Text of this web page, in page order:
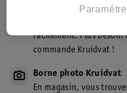
Point de retrait
facilement. Plus besoin
commande Kruidvat !
Borne photo Kruidvat
En magasin, vous